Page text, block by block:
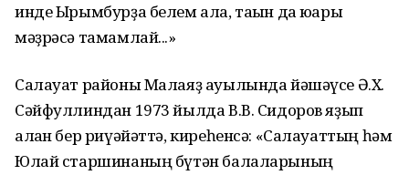
инде Ырымбурҙа белем ала, тағын да юғары
мәҙрәсә тамамлай...»
Салауат районы Малаяҙ ауылында йәшәүсе Ә.X.
Сәйфуллиндан 1973 йылда В.В. Сидоров яҙып
алған бер риүәйәттә, киреһенсә: «Салауаттың һәм
Юлай старшинаның бүтән балаларының